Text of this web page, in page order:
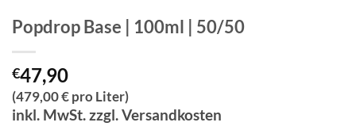
Popdrop Base | 100ml | 50/50
€47,90
(479,00 € pro Liter)
inkl. MwSt. zzgl. Versandkosten